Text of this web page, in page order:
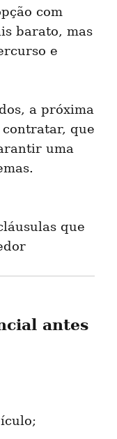
com
barato, mas
e
a próxima
que
uma
que
antes